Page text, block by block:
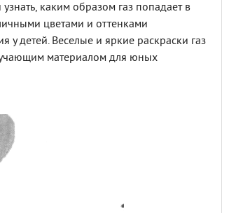
каким образом газ попадает в
цветами и оттенками
детей. Веселые и яркие раскраски газ
материалом для юных